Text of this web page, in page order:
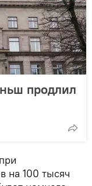
продлил
на 100 тысяч